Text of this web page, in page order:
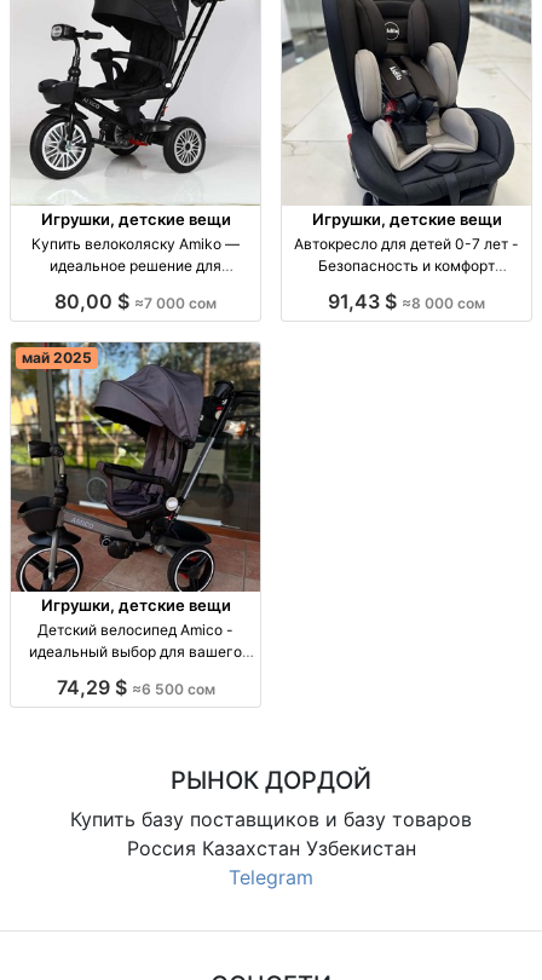
Игрушки, детские вещи
Купить велоколяску Amiko —
идеальное решение для
Велоколяска Amiko, складная, с
сиденье, спинка откидная, цена
7000 сом
80,00 $ ≈7 000 сом
Игрушки, детские вещи
Автокресло для детей 0-7 лет -
Безопасность и комфорт
комфорт, 8000с.
91,43 $ ≈8 000 сом
май 2025
Игрушки, детские вещи
Детский велосипед Amico -
идеальный выбор для вашего
детей 9м-3г, регул. сиденье,
74,29 $ ≈6 500 сом
РЫНОК ДОРДОЙ
Купить базу поставщиков и базу товаров
Россия Казахстан Узбекистан
Telegram